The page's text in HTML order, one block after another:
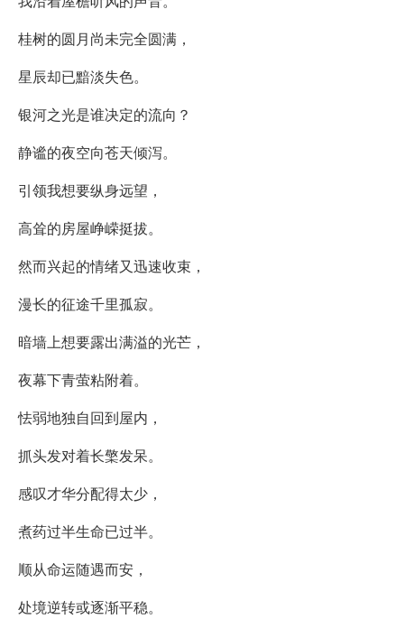
桂树的圆月尚未完全圆满，
星辰却已黯淡失色。
银河之光是谁决定的流向？
静谧的夜空向苍天倾泻。
引领我想要纵身远望，
高耸的房屋峥嵘挺拔。
然而兴起的情绪又迅速收束，
漫长的征途千里孤寂。
暗墙上想要露出满溢的光芒，
夜幕下青萤粘附着。
怯弱地独自回到屋内，
抓头发对着长檠发呆。
感叹才华分配得太少，
煮药过半生命已过半。
顺从命运随遇而安，
处境逆转或逐渐平稳。